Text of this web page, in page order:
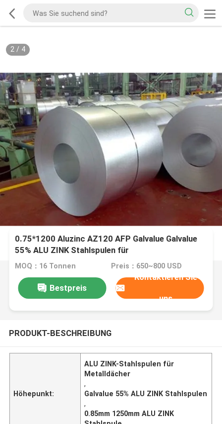
2/ 4
0.75*1200 Aluzinc AZ120 AFP Galvalue Galvalue
55% ALU ZINK Stahlspulen für
Wellmetalldachfliesen
MOQ：16 Tonnen Preis：650~800 USD
Bestpreis
Kontaktieren Sie
uns
PRODUKT-BESCHREIBUNG
Höhepunkt:
ALU ZINK-Stahlspulen für
Metalldächer
,
Galvalue 55% ALU ZINK Stahlspulen
,
0.85mm 1250mm ALU ZINK